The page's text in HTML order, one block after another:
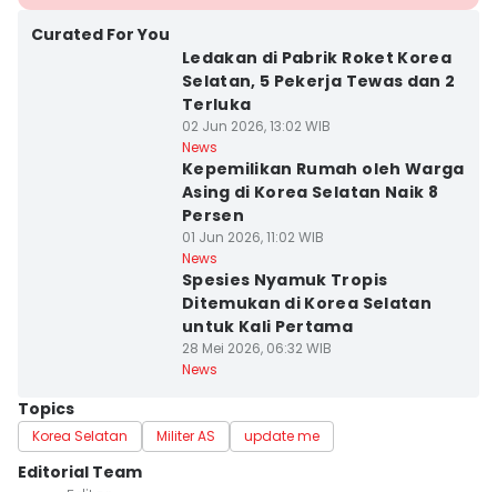
Curated For You
Ledakan di Pabrik Roket Korea
Selatan, 5 Pekerja Tewas dan 2
Terluka
02 Jun 2026, 13:02 WIB
News
Kepemilikan Rumah oleh Warga
Asing di Korea Selatan Naik 8
Persen
01 Jun 2026, 11:02 WIB
News
Spesies Nyamuk Tropis
Ditemukan di Korea Selatan
untuk Kali Pertama
28 Mei 2026, 06:32 WIB
News
Topics
Korea Selatan Militer AS update me
Editorial Team